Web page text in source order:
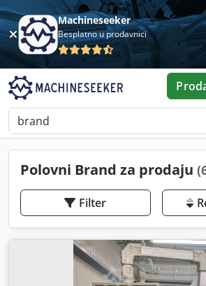
Machineseeker
Besplatno u prodavnici
Polovni Brand za prodaju
Filter